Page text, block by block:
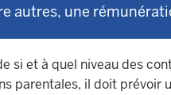
autres, une
si et à quel niveau des
parentales, il doit prévoir